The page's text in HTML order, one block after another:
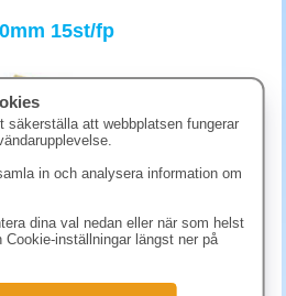
15st/fp
säkerställa att webbplatsen fungerar
in och analysera information om
dina val nedan eller när som helst
inställningar längst ner på